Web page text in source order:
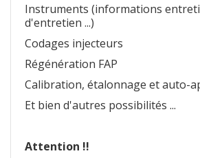
Instruments (informations
d'entretien ...)
Codages injecteurs
Régénération FAP
Calibration, étalonnage et auto-
Et bien d'autres possibilités ...
Attention !!